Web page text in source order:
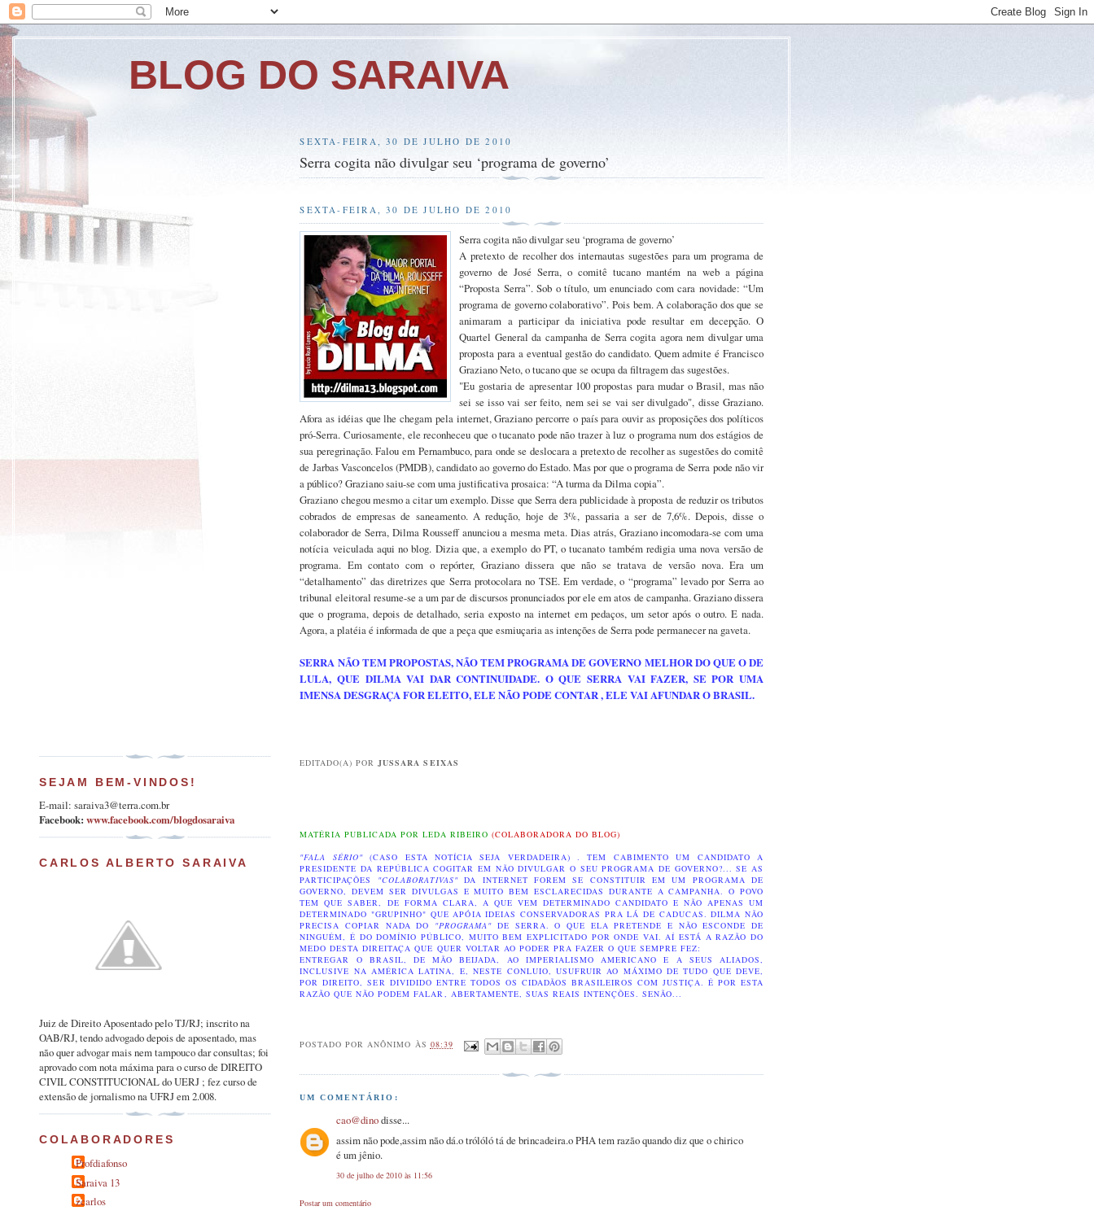
BLOG DO SARAIVA
SEXTA-FEIRA, 30 DE JULHO DE 2010
Serra cogita não divulgar seu ‘programa de governo’
SEXTA-FEIRA, 30 DE JULHO DE 2010
Serra cogita não divulgar seu ‘programa de governo’
A pretexto de recolher dos internautas sugestões para um programa de
governo de José Serra, o comitê tucano mantém na web a página
“Proposta Serra”. Sob o título, um enunciado com cara novidade: “Um
programa de governo colaborativo”. Pois bem. A colaboração dos que se
animaram a participar da iniciativa pode resultar em decepção. O
Quartel General da campanha de Serra cogita agora nem divulgar uma
proposta para a eventual gestão do candidato. Quem admite é Francisco
Graziano Neto, o tucano que se ocupa da filtragem das sugestões.
"Eu gostaria de apresentar 100 propostas para mudar o Brasil, mas não
sei se isso vai ser feito, nem sei se vai ser divulgado", disse Graziano.
Afora as idéias que lhe chegam pela internet, Graziano percorre o país para ouvir as proposições dos políticos
pró-Serra. Curiosamente, ele reconheceu que o tucanato pode não trazer à luz o programa num dos estágios de
sua peregrinação. Falou em Pernambuco, para onde se deslocara a pretexto de recolher as sugestões do comitê
de Jarbas Vasconcelos (PMDB), candidato ao governo do Estado. Mas por que o programa de Serra pode não vir
a público? Graziano saiu-se com uma justificativa prosaica: “A turma da Dilma copia”.
Graziano chegou mesmo a citar um exemplo. Disse que Serra dera publicidade à proposta de reduzir os tributos
cobrados de empresas de saneamento. A redução, hoje de 3%, passaria a ser de 7,6%. Depois, disse o
colaborador de Serra, Dilma Rousseff anunciou a mesma meta. Dias atrás, Graziano incomodara-se com uma
notícia veiculada aqui no blog. Dizia que, a exemplo do PT, o tucanato também redigia uma nova versão de
programa. Em contato com o repórter, Graziano dissera que não se tratava de versão nova. Era um
“detalhamento” das diretrizes que Serra protocolara no TSE. Em verdade, o “programa” levado por Serra ao
tribunal eleitoral resume-se a um par de discursos pronunciados por ele em atos de campanha. Graziano dissera
que o programa, depois de detalhado, seria exposto na internet em pedaços, um setor após o outro. E nada.
Agora, a platéia é informada de que a peça que esmiuçaria as intenções de Serra pode permanecer na gaveta.
SERRA NÃO TEM PROPOSTAS, NÃO TEM PROGRAMA DE GOVERNO MELHOR DO QUE O DE
LULA, QUE DILMA VAI DAR CONTINUIDADE. O QUE SERRA VAI FAZER, SE POR UMA
IMENSA DESGRAÇA FOR ELEITO, ELE NÃO PODE CONTAR , ELE VAI AFUNDAR O BRASIL.
EDITADO(A) PORJUSSARA SEIXAS
MATÉRIA PUBLICADA POR LEDA RIBEIRO (COLABORADORA DO BLOG)
"FALA SÉRIO"(CASO ESTA NOTÍCIA SEJA VERDADEIRA) . TEM CABIMENTO UM CANDIDATO A
PRESIDENTE DA REPÚBLICA COGITAR EM NÃO DIVULGAR O SEU PROGRAMA DE GOVERNO?... SE AS
PARTICIPAÇÕES "COLABORATIVAS"DA INTERNET FOREM SE CONSTITUIR EM UM PROGRAMA DE
GOVERNO, DEVEM SER DIVULGAS E MUITO BEM ESCLARECIDAS DURANTE A CAMPANHA. O POVO
TEM QUE SABER, DE FORMA CLARA, A QUE VEM DETERMINADO CANDIDATO E NÃO APENAS UM
DETERMINADO "GRUPINHO" QUE APÓIA IDEIAS CONSERVADORAS PRA LÁ DE CADUCAS. DILMA NÃO
PRECISA COPIAR NADA DO "PROGRAMA" DE SERRA. O QUE ELA PRETENDE E NÃO ESCONDE DE
NINGUÉM, É DO DOMÍNIO PÚBLICO, MUITO BEM EXPLICITADO POR ONDE VAI. AÍ ESTÁ A RAZÃO DO
MEDO DESTA DIREITAÇA QUE QUER VOLTAR AO PODER PRA FAZER O QUE SEMPRE FEZ:
ENTREGAR O BRASIL, DE MÃO BEIJADA, AO IMPERIALISMO AMERICANO E A SEUS ALIADOS,
INCLUSIVE NA AMÉRICA LATINA, E, NESTE CONLUIO, USUFRUIR AO MÁXIMO DE TUDO QUE DEVE,
POR DIREITO, SER DIVIDIDO ENTRE TODOS OS CIDADÃOS BRASILEIROS COM JUSTIÇA. É POR ESTA
RAZÃO QUE NÃO PODEM FALAR, ABERTAMENTE, SUAS REAIS INTENÇÕES. SENÃO...
POSTADO PORANÔNIMO ÀS 08:39
UM COMENTÁRIO:
cao@dinodisse...
assim não pode,assim não dá.o trólóló tá de brincadeira.o PHA tem razão quando diz que o chirico
é um jênio.
30 de julho de 2010 às 11:56
Postar um comentário
SEJAM BEM-VINDOS!
E-mail: saraiva3@terra.com.br
Facebook: www.facebook.com/blogdosaraiva
CARLOS ALBERTO SARAIVA
Juiz de Direito Aposentado pelo TJ/RJ; inscrito na
OAB/RJ, tendo advogado depois de aposentado, mas
não quer advogar mais nem tampouco dar consultas; foi
aprovado com nota máxima para o curso de DIREITO
CIVIL CONSTITUCIONAL do UERJ ; fez curso de
extensão de jornalismo na UFRJ em 2.008.
COLABORADORES
Profdiafonso
Saraiva 13
zcarlos